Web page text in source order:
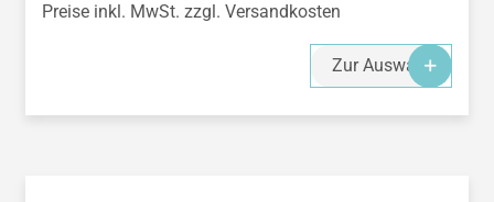
Preise inkl. MwSt. zzgl. Versandkosten
Zur Auswahl